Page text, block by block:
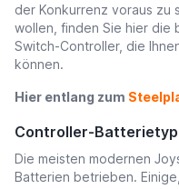
der Konkurrenz voraus zu
wollen, finden Sie hier die
Switch-Controller, die
können.
Hier entlang zum
Controller-
Die meisten modernen
Batterien betrieben.